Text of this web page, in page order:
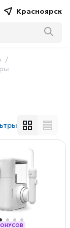
Красноярск